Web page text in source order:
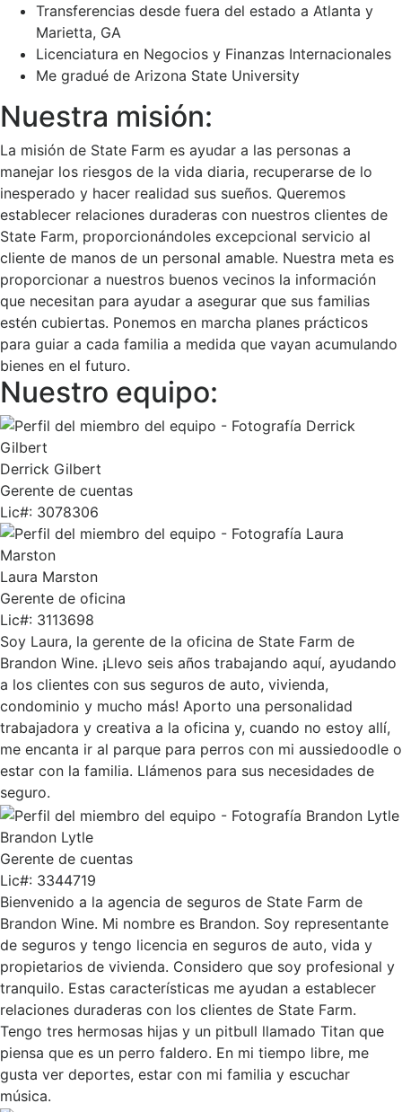
Transferencias desde fuera del estado a Atlanta y
Marietta, GA
Licenciatura en Negocios y Finanzas Internacionales
Me gradué de Arizona State University
Nuestra misión:
La misión de State Farm es ayudar a las personas a
manejar los riesgos de la vida diaria, recuperarse de lo
inesperado y hacer realidad sus sueños. Queremos
establecer relaciones duraderas con nuestros clientes de
State Farm, proporcionándoles excepcional servicio al
cliente de manos de un personal amable. Nuestra meta es
proporcionar a nuestros buenos vecinos la información
que necesitan para ayudar a asegurar que sus familias
estén cubiertas. Ponemos en marcha planes prácticos
para guiar a cada familia a medida que vayan acumulando
bienes en el futuro.
Nuestro equipo:
Derrick Gilbert
Gerente de cuentas
Lic#: 3078306
Laura Marston
Gerente de oficina
Lic#: 3113698
Soy Laura, la gerente de la oficina de State Farm de
Brandon Wine. ¡Llevo seis años trabajando aquí, ayudando
a los clientes con sus seguros de auto, vivienda,
condominio y mucho más! Aporto una personalidad
trabajadora y creativa a la oficina y, cuando no estoy allí,
me encanta ir al parque para perros con mi aussiedoodle o
estar con la familia. Llámenos para sus necesidades de
seguro.
Brandon Lytle
Gerente de cuentas
Lic#: 3344719
Bienvenido a la agencia de seguros de State Farm de
Brandon Wine. Mi nombre es Brandon. Soy representante
de seguros y tengo licencia en seguros de auto, vida y
propietarios de vivienda. Considero que soy profesional y
tranquilo. Estas características me ayudan a establecer
relaciones duraderas con los clientes de State Farm.
Tengo tres hermosas hijas y un pitbull llamado Titan que
piensa que es un perro faldero. En mi tiempo libre, me
gusta ver deportes, estar con mi familia y escuchar
música.